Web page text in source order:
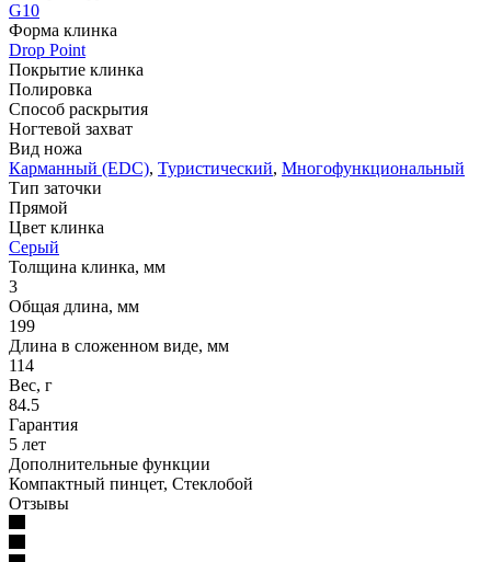
G10
Форма клинка
Drop Point
Покрытие клинка
Полировка
Способ раскрытия
Ногтевой захват
Вид ножа
Карманный (EDC), Туристический, Многофункциональный
Тип заточки
Прямой
Цвет клинка
Серый
Толщина клинка, мм
3
Общая длина, мм
199
Длина в сложенном виде, мм
114
Вес, г
84.5
Гарантия
5 лет
Дополнительные функции
Компактный пинцет, Стеклобой
Отзывы